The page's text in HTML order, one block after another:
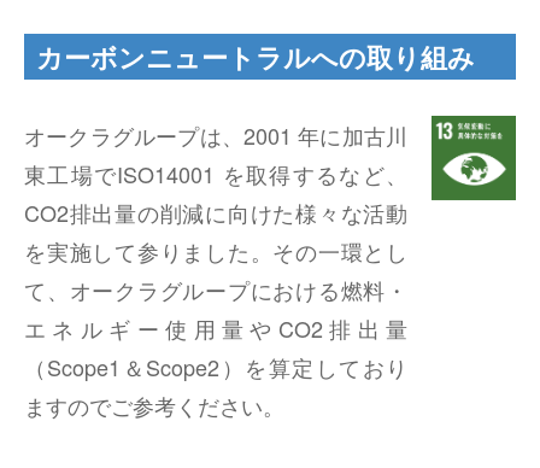
カーボンニュートラルへの取り組み
オークラグループは、2001 年に加古川
東工場でISO14001 を取得するなど、
CO2排出量の削減に向けた様々な活動
を実施して参りました。その一環とし
て、オークラグループにおける燃料・
エネルギー使用量やCO2排出量
（Scope1＆Scope2）を算定しており
ますのでご参考ください。